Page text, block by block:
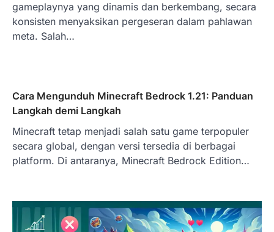
gameplaynya yang dinamis dan berkembang, secara
konsisten menyaksikan pergeseran dalam pahlawan
meta. Salah…
Cara Mengunduh Minecraft Bedrock 1.21: Panduan
Langkah demi Langkah
Minecraft tetap menjadi salah satu game terpopuler
secara global, dengan versi tersedia di berbagai
platform. Di antaranya, Minecraft Bedrock Edition…